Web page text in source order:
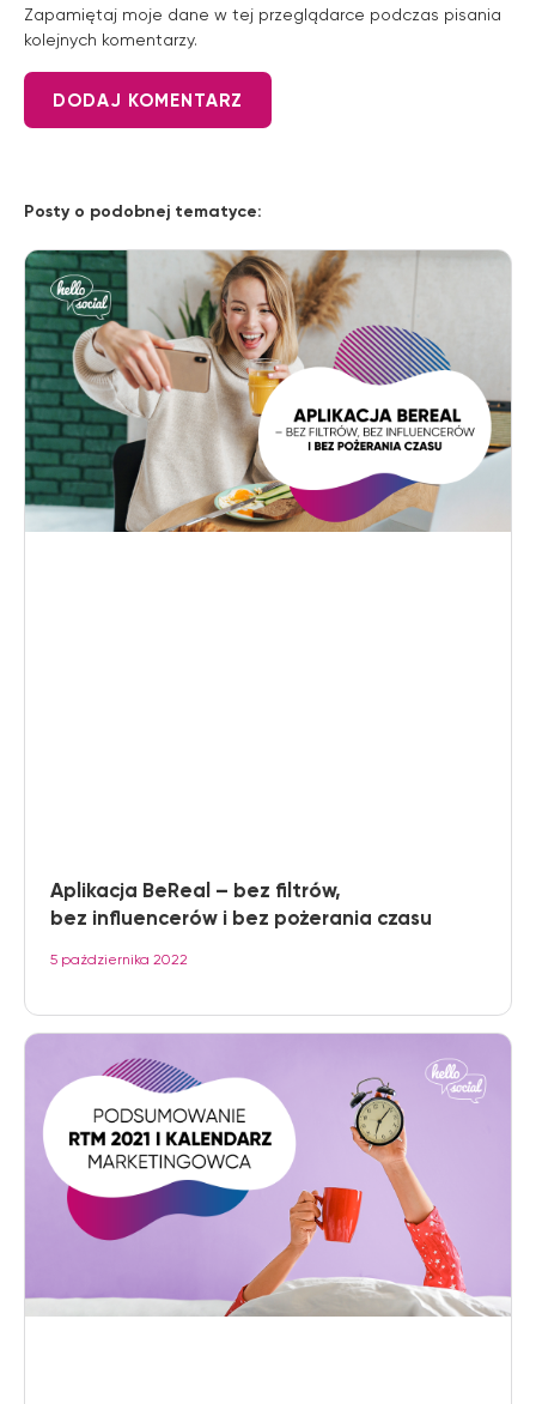
Zapamiętaj moje dane w tej przeglądarce podczas pisania
kolejnych komentarzy.
Posty o podobnej tematyce:
Aplikacja BeReal – bez filtrów,
bez influencerów i bez pożerania czasu
5 października 2022